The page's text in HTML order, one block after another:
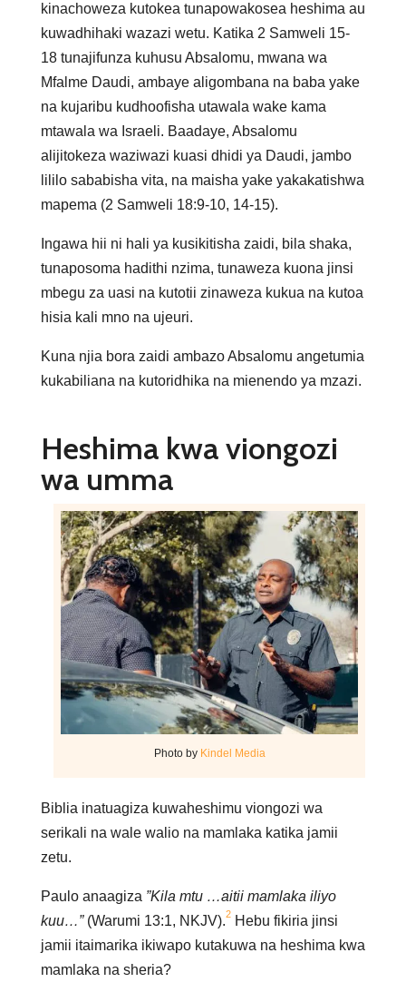
kinachoweza kutokea tunapowakosea heshima au
kuwadhihaki wazazi wetu. Katika 2 Samweli 15-
18 tunajifunza kuhusu Absalomu, mwana wa
Mfalme Daudi, ambaye aligombana na baba yake
na kujaribu kudhoofisha utawala wake kama
mtawala wa Israeli. Baadaye, Absalomu
alijitokeza waziwazi kuasi dhidi ya Daudi, jambo
lililo sababisha vita, na maisha yake yakakatishwa
mapema (2 Samweli 18:9-10, 14-15).
Ingawa hii ni hali ya kusikitisha zaidi, bila shaka,
tunaposoma hadithi nzima, tunaweza kuona jinsi
mbegu za uasi na kutotii zinaweza kukua na kutoa
hisia kali mno na ujeuri.
Kuna njia bora zaidi ambazo Absalomu angetumia
kukabiliana na kutoridhika na mienendo ya mzazi.
Heshima kwa viongozi
wa umma
Photo by Kindel Media
Biblia inatuagiza kuwaheshimu viongozi wa
serikali na wale walio na mamlaka katika jamii
zetu.
Paulo anaagiza ”Kila mtu …aitii mamlaka iliyo
kuu…”(Warumi 13:1, NKJV).2Hebu fikiria jinsi
jamii itaimarika ikiwapo kutakuwa na heshima kwa
mamlaka na sheria?